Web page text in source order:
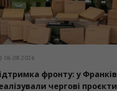
Люди. Сила»: втретє у
об’єдналися мистецтво,